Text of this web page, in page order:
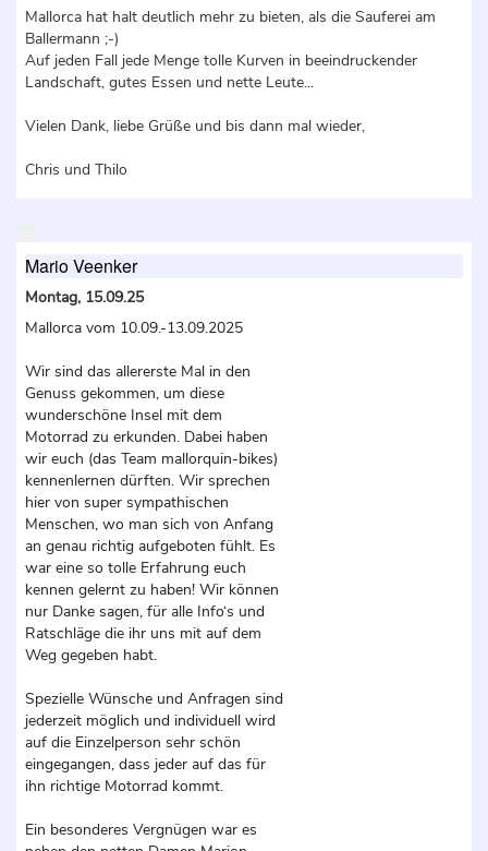
Mallorca hat halt deutlich mehr zu bieten, als die Sauferei am
Ballermann ;-)
Auf jeden Fall jede Menge tolle Kurven in beeindruckender
Landschaft, gutes Essen und nette Leute...
Vielen Dank, liebe Grüße und bis dann mal wieder,
Chris und Thilo
Mario Veenker
Montag, 15.09.25
Mallorca vom 10.09.-13.09.2025
Wir sind das allererste Mal in den
Genuss gekommen, um diese
wunderschöne Insel mit dem
Motorrad zu erkunden. Dabei haben
wir euch (das Team mallorquin-bikes)
kennenlernen dürften. Wir sprechen
hier von super sympathischen
Menschen, wo man sich von Anfang
an genau richtig aufgeboten fühlt. Es
war eine so tolle Erfahrung euch
kennen gelernt zu haben! Wir können
nur Danke sagen, für alle Info‘s und
Ratschläge die ihr uns mit auf dem
Weg gegeben habt.
Spezielle Wünsche und Anfragen sind
jederzeit möglich und individuell wird
auf die Einzelperson sehr schön
eingegangen, dass jeder auf das für
ihn richtige Motorrad kommt.
Ein besonderes Vergnügen war es